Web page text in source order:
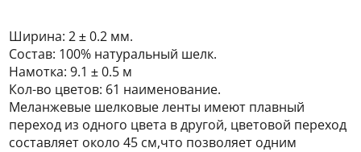
Ширина: 2 ± 0.2 мм.
Состав: 100% натуральный шелк.
Намотка: 9.1 ± 0.5 м
Кол-во цветов: 61 наименование.
Меланжевые шелковые ленты имеют плавный
переход из одного цвета в другой, цветовой переход
составляет около 45 см,что позволяет одним